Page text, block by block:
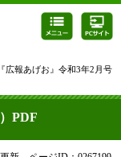
広報あげお』令和3年2月号
PDF